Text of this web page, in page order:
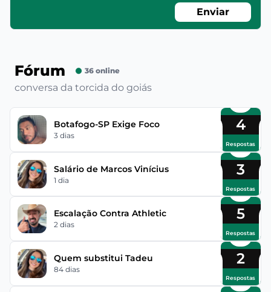
Enviar
Fórum 36 online
conversa da torcida do goiás
Botafogo-SP Exige Foco
3 dias
4
Respostas
Salário de Marcos Vinícius
1 dia
3
Respostas
Escalação Contra Athletic
2 dias
5
Respostas
Quem substitui Tadeu
84 dias
2
Respostas